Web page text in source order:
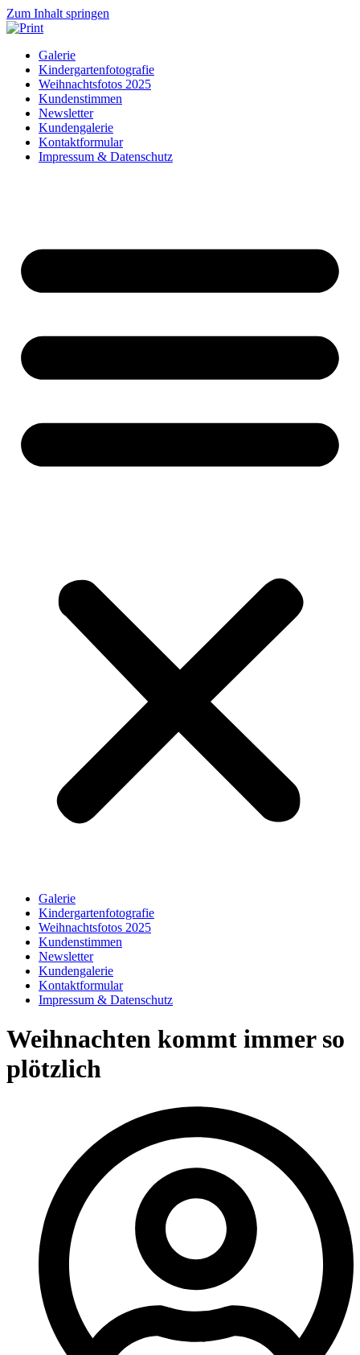
Zum Inhalt springen
Galerie
Kindergartenfotografie
Weihnachtsfotos 2025
Kundenstimmen
Newsletter
Kundengalerie
Kontaktformular
Impressum & Datenschutz
Galerie
Kindergartenfotografie
Weihnachtsfotos 2025
Kundenstimmen
Newsletter
Kundengalerie
Kontaktformular
Impressum & Datenschutz
Weihnachten kommt immer so
plötzlich